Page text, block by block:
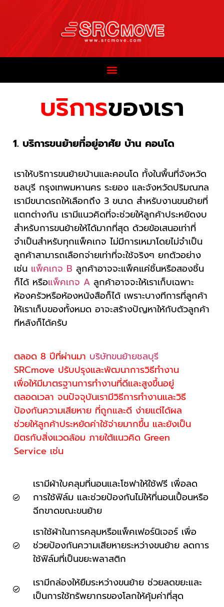
บริการของเรา
1. บริการขนย้ายที่อยู่อาศัย บ้าน คอนโด
เราให้บริการขนย้ายบ้านและคอนโด ทั้งในพื้นที่จังหวัด
ชลบุรี กรุงเทพมหานคร ระยอง และจังหวัดปริมณฑล
เรามีขนาดรถให้เลือกถึง 3 ขนาด สำหรับงานขนย้ายที่
แตกต่างกัน เรามีแนวคิดที่จะช่วยให้ลูกค้าประหยัดงบ
สำหรับการขนย้ายให้ได้มากที่สุด ด้วยข้อเสนอเท่าที่
จำเป็นสำหรับทุกแพ็คเกจ ไม่มีการเหมาโดยไม่จำเป็น
ลูกค้าสามารถเลือกจ่ายเท่าที่จะใช้จริงๆ ยกตัวอย่าง
เช่น แพ็คเกจ B ลูกค้าอาจจะแพ็คแค่ชิ้นหรือสองชิ้น
ก็ได้ หรือแพ็คเกจ A ลูกค้าอาจจะให้เราเก็บเฉพาะ
ห้องครัวหรือห้องหนังสือก็ได้ เพราะบางทีการที่ลูกค้า
ให้เราเก็บของทั้งหมด อาจะสร้างปัญหาให้กับตัวลูกค้า
ทีหลังก็ได้ครับ
ตลอด 8 ปีที่ผ่านมา บริษัทขนย้ายชลบุรี
SRCmove ปรับปรุงและพัฒนาการวิธีทำงาน
เพื่อให้มีมาตรฐานการทำงานที่ดีและสูงขึ้นอยู่
ตลอดเวลา จนปัจจุบันเรามีวิธีการทำงานและวิธี
ป้องกันความเสียหาย ที่ถูกและดี ง่ายแต่ได้ผล
ช่วยให้ลูกค้าประหยัดค่าใช้จ่ายมากขึ้น และยังเป็น
มิตรกับสิ่งแวดล้อม ภายใต้แนวคิด Green
Service เช่น
เรามีผ้าใบคลุมที่นอนและโซฟาให้ใช้ฟรี เพื่อลด
การใช้ฟิล์ม และช่วยป้องกันไม่ให้ที่นอนเปื้อนหรือ
ฉีกขาดขณะขนย้าย
เราใช้ผ้าในการคลุมหรือแพ็คเฟอร์นิเจอร์ เพื่อ
ช่วยป้องกันความเสียหายระหว่างขนย้าย ลดการ
ใช้ฟิล์มที่เป็นขยะพลาสติก
เรามีกล่องให้ยืมระหว่างขนย้าย ช่วยลดขยะและ
เป็นการใช้ทรัพยากรของโลกให้คุ้มค่าที่สุด